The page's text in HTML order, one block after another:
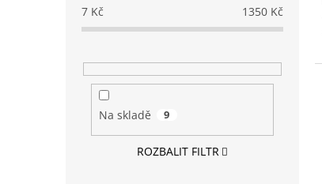
7 Kč 1350 Kč
Na skladě 9
ROZBALIT FILTR